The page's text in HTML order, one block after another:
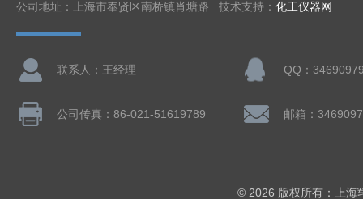
公司地址：上海市奉贤区南桥镇肖塘路 技术支持： 化工仪器网
联系人：王经理 QQ：
公司传真：86-021-51619789 邮箱：
© 2026 版权所有：上